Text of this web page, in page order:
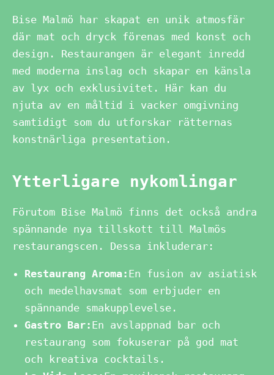
Bise Malmö har skapat en unik atmosfär
där mat och dryck förenas med konst och
design. Restaurangen är elegant inredd
med moderna inslag och skapar en känsla
av lyx och exklusivitet. Här kan du
njuta av en måltid i vacker omgivning
samtidigt som du utforskar rätternas
konstnärliga presentation.
Ytterligare nykomlingar
Förutom Bise Malmö finns det också andra
spännande nya tillskott till Malmös
restaurangscen. Dessa inkluderar:
Restaurang Aroma: En fusion av asiatisk
och medelhavsmat som erbjuder en
spännande smakupplevelse.
Gastro Bar: En avslappnad bar och
restaurang som fokuserar på god mat
och kreativa cocktails.